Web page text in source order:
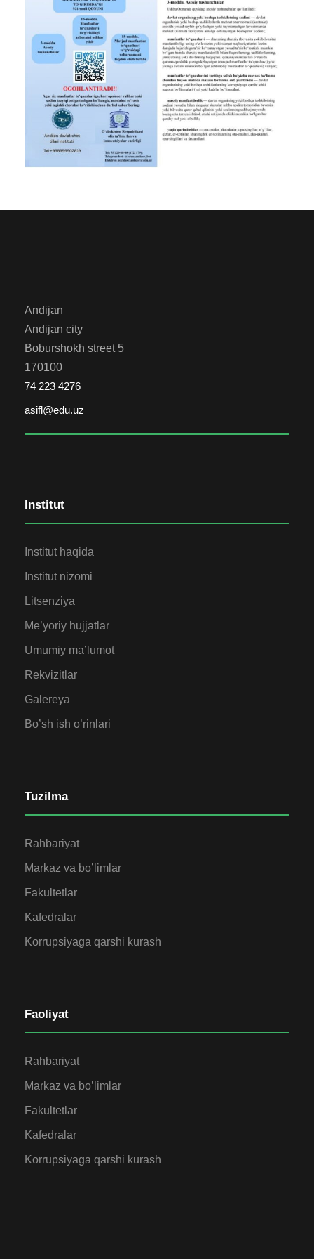
Andijan
Andijan city
Boburshokh street 5
170100
74 223 4276
asifl@edu.uz
Institut
Institut haqida
Institut nizomi
Litsenziya
Me’yoriy hujjatlar
Umumiy ma’lumot
Rekvizitlar
Galereya
Bo’sh ish o’rinlari
Tuzilma
Rahbariyat
Markaz va bo’limlar
Fakultetlar
Kafedralar
Korrupsiyaga qarshi kurash
Faoliyat
Rahbariyat
Markaz va bo’limlar
Fakultetlar
Kafedralar
Korrupsiyaga qarshi kurash